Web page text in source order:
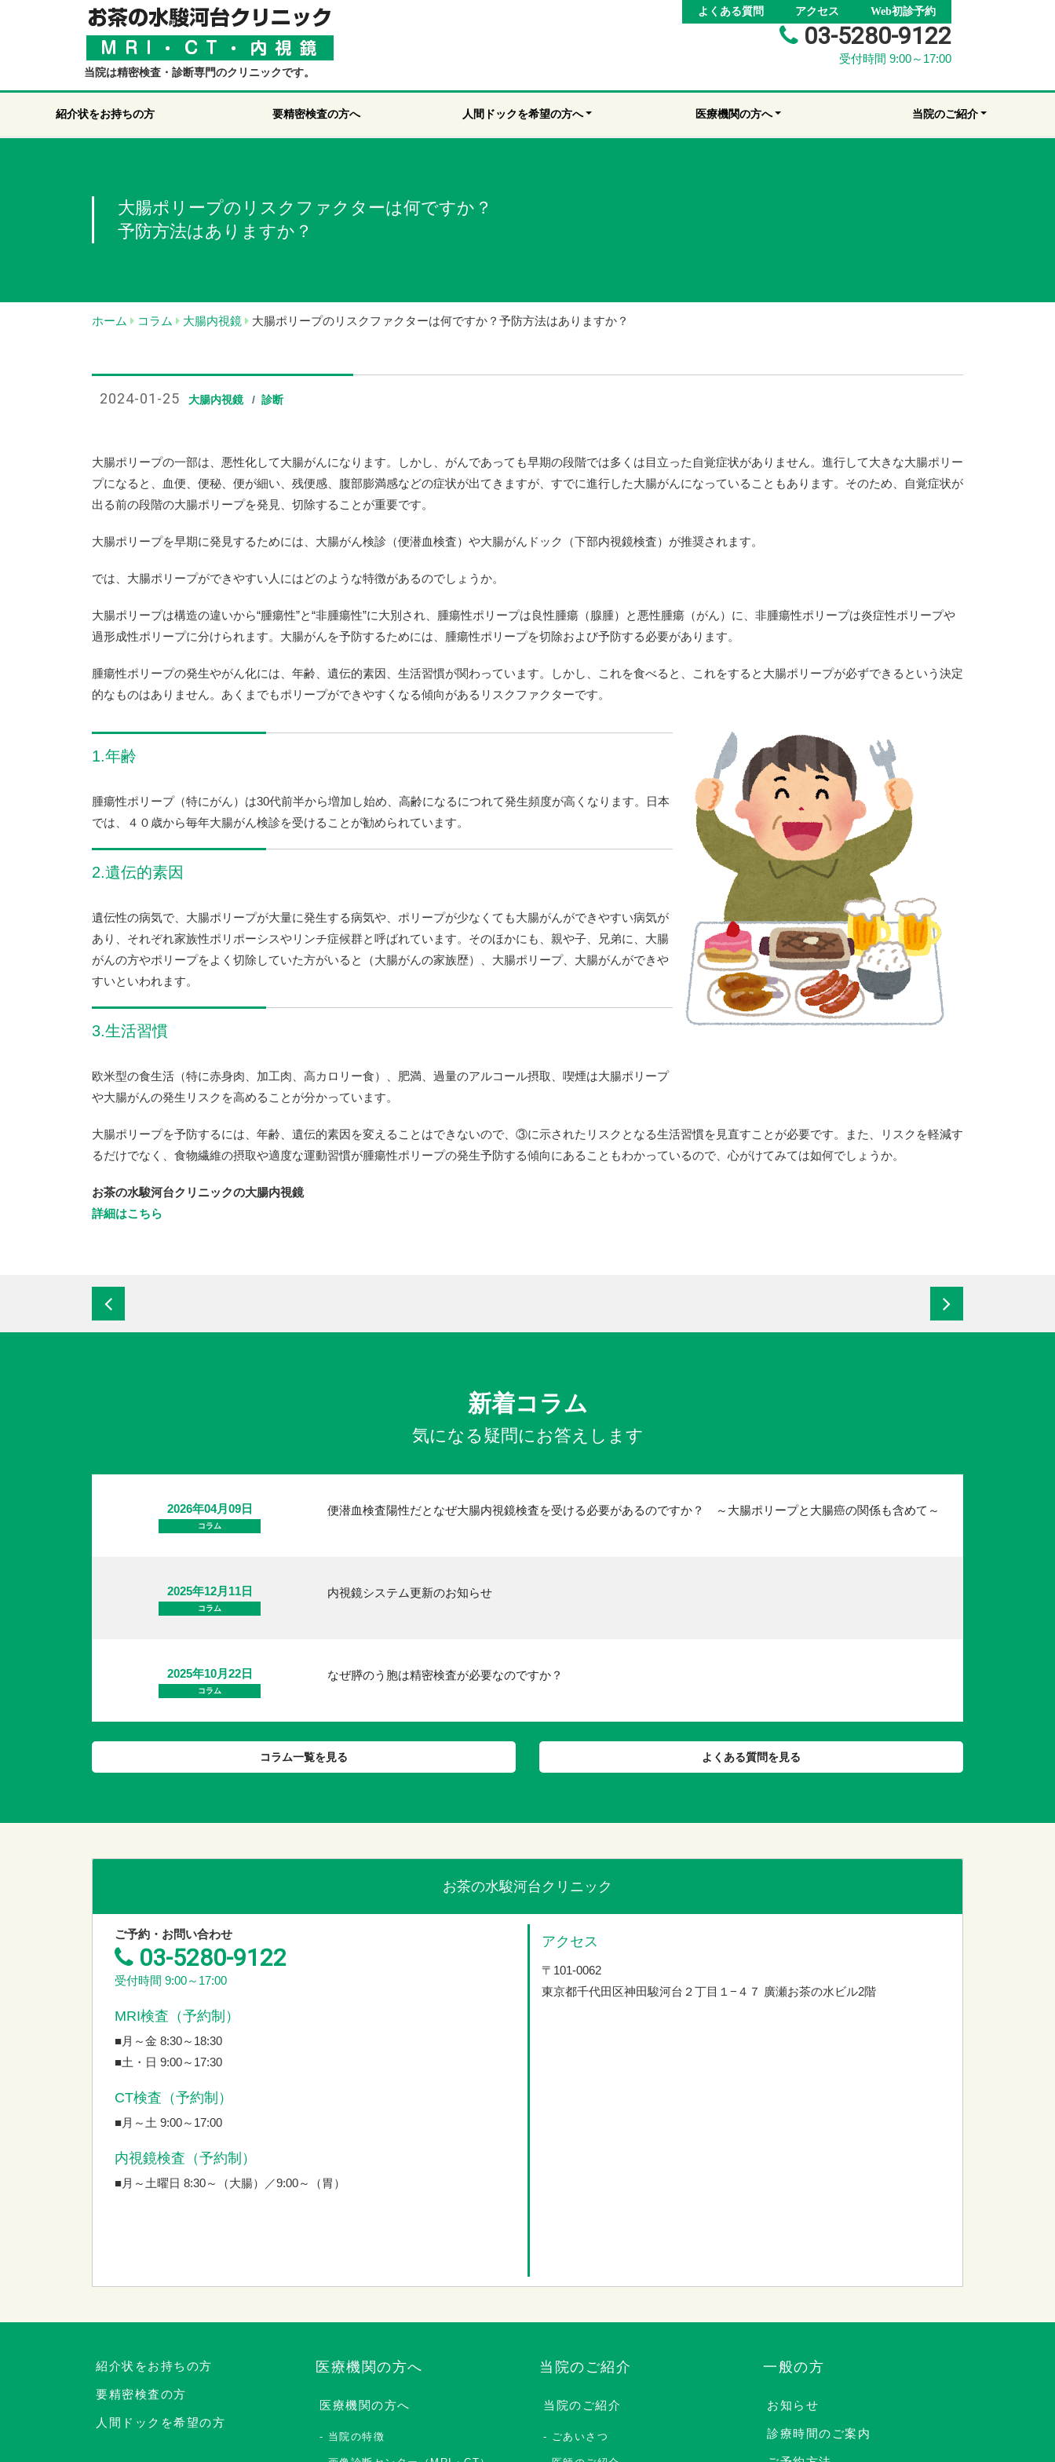
当院は精密検査・診断専門のクリニックです。
よくある質問 アクセス Web初診予約
03-5280-9122
受付時間 9:00～17:00
紹介状をお持ちの方 要精密検査の方へ 人間ドックを希望の方へ 医療機関の方へ 当院のご紹介
大腸ポリープのリスクファクターは何ですか？
予防方法はありますか？
ホーム コラム 大腸内視鏡 大腸ポリープのリスクファクターは何ですか？予防方法はありますか？
2024-01-25 大腸内視鏡 診断
大腸ポリープの一部は、悪性化して大腸がんになります。しかし、がんであっても早期の段階では多くは目立った自覚症状がありません。進行して大きな大腸ポリー
プになると、血便、便秘、便が細い、残便感、腹部膨満感などの症状が出てきますが、すでに進行した大腸がんになっていることもあります。そのため、自覚症状が
出る前の段階の大腸ポリープを発見、切除することが重要です。
大腸ポリープを早期に発見するためには、大腸がん検診（便潜血検査）や大腸がんドック（下部内視鏡検査）が推奨されます。
では、大腸ポリープができやすい人にはどのような特徴があるのでしょうか。
大腸ポリープは構造の違いから“腫瘍性”と“非腫瘍性”に大別され、腫瘍性ポリープは良性腫瘍（腺腫）と悪性腫瘍（がん）に、非腫瘍性ポリープは炎症性ポリープや
過形成性ポリープに分けられます。大腸がんを予防するためには、腫瘍性ポリープを切除および予防する必要があります。
腫瘍性ポリープの発生やがん化には、年齢、遺伝的素因、生活習慣が関わっています。しかし、これを食べると、これをすると大腸ポリープが必ずできるという決定
的なものはありません。あくまでもポリープができやすくなる傾向があるリスクファクターです。
1.年齢
腫瘍性ポリープ（特にがん）は30代前半から増加し始め、高齢になるにつれて発生頻度が高くなります。日本
では、４０歳から毎年大腸がん検診を受けることが勧められています。
2.遺伝的素因
遺伝性の病気で、大腸ポリープが大量に発生する病気や、ポリープが少なくても大腸がんができやすい病気が
あり、それぞれ家族性ポリポーシスやリンチ症候群と呼ばれています。そのほかにも、親や子、兄弟に、大腸
がんの方やポリープをよく切除していた方がいると（大腸がんの家族歴）、大腸ポリープ、大腸がんができや
すいといわれます。
3.生活習慣
欧米型の食生活（特に赤身肉、加工肉、高カロリー食）、肥満、過量のアルコール摂取、喫煙は大腸ポリープ
や大腸がんの発生リスクを高めることが分かっています。
大腸ポリープを予防するには、年齢、遺伝的素因を変えることはできないので、③に示されたリスクとなる生活習慣を見直すことが必要です。また、リスクを軽減す
るだけでなく、食物繊維の摂取や適度な運動習慣が腫瘍性ポリープの発生予防する傾向にあることもわかっているので、心がけてみては如何でしょうか。
お茶の水駿河台クリニックの大腸内視鏡
詳細はこちら
新着コラム
気になる疑問にお答えします
2026年04月09日
コラム
便潜血検査陽性だとなぜ大腸内視鏡検査を受ける必要があるのですか？ ～大腸ポリープと大腸癌の関係も含めて～
2025年12月11日
コラム
内視鏡システム更新のお知らせ
2025年10月22日
コラム
なぜ膵のう胞は精密検査が必要なのですか？
コラム一覧を見る よくある質問を見る
お茶の水駿河台クリニック
ご予約・お問い合わせ
03-5280-9122
受付時間 9:00～17:00
MRI検査（予約制）
■月～金 8:30～18:30
■土・日 9:00～17:30
CT検査（予約制）
■月～土 9:00～17:00
内視鏡検査（予約制）
■月～土曜日 8:30～（大腸）／9:00～（胃）
アクセス
〒101-0062
東京都千代田区神田駿河台２丁目１−４７ 廣瀬お茶の水ビル2階
紹介状をお持ちの方
要精密検査の方
人間ドックを希望の方
医療機関の方へ
医療機関の方へ
当院の特徴
当院のご紹介
当院のご紹介
ごあいさつ
一般の方
お知らせ
診療時間のご案内